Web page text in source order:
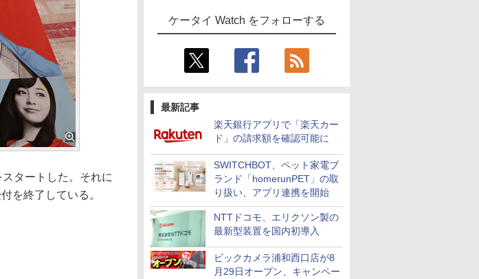
ケータイ Watch をフォローする
最新記事
楽天銀行アプリで「楽天カー
ド」の請求額を確認可能に
SWITCHBOT、ペット家電ブ
ランド「homerunPET」の取
り扱い、アプリ連携を開始
NTTドコモ、エリクソン製の
最新型装置を国内初導入
ビックカメラ浦和西口店が8
月29日オープン、キャンペー
スタートした。それに
を終了している。